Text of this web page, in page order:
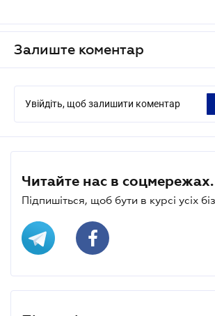
Залиште коментар
Увійдіть, щоб залишити коментар
Читайте нас в соцмережах.
Підпишіться, щоб бути в курсі усіх